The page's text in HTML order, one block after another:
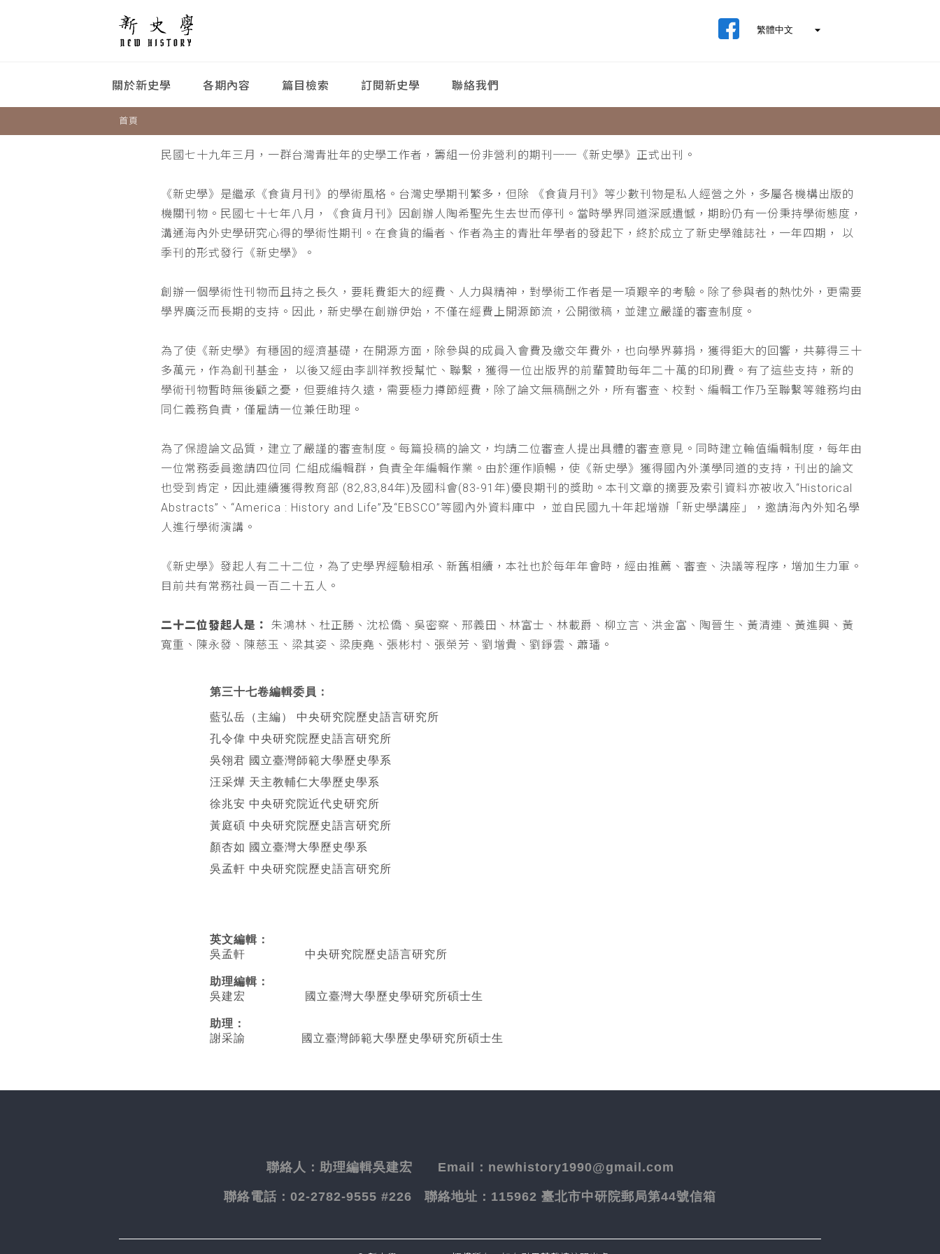
關於新史學 各期內容 篇目檢索 訂閱新史學 聯絡我們
首頁
民國七十九年三月，一群台灣青壯年的史學工作者，籌組一份非營利的期刊──《新史學》正式出刊。
《新史學》是繼承《食貨月刊》的學術風格。台灣史學期刊繁多，但除 《食貨月刊》等少數刊物是私人經營之外，多屬各機構出版的
機關刊物。民國七十七年八月，《食貨月刊》因創辦人陶希聖先生去世而停刊。當時學界同道深感遺憾，期盼仍有一份秉持學術態度，
溝通海內外史學研究心得的學術性期刊。在食貨的編者、作者為主的青壯年學者的發起下，終於成立了新史學雜誌社，一年四期， 以
季刊的形式發行《新史學》。
創辦一個學術性刊物而且持之長久，要耗費鉅大的經費、人力與精神，對學術工作者是一項艱辛的考驗。除了參與者的熱忱外，更需要
學界廣泛而長期的支持。因此，新史學在創辦伊始，不僅在經費上開源節流，公開徵稿，並建立嚴謹的審查制度。
為了使《新史學》有穩固的經濟基礎，在開源方面，除參與的成員入會費及繳交年費外，也向學界募捐，獲得鉅大的回響，共募得三十
多萬元，作為創刊基金， 以後又經由李訓祥教授幫忙、聯繫，獲得一位出版界的前輩贊助每年二十萬的印刷費。有了這些支持，新的
學術刊物暫時無後顧之憂，但要維持久遠，需要極力撙節經費，除了論文無稿酬之外，所有審查、校對、編輯工作乃至聯繫等雜務均由
同仁義務負責，僅雇請一位兼任助理。
為了保證論文品質，建立了嚴謹的審查制度。每篇投稿的論文，均請二位審查人提出具體的審查意見。同時建立輪值編輯制度，每年由
一位常務委員邀請四位同 仁組成編輯群，負責全年編輯作業。由於運作順暢，使《新史學》獲得國內外漢學同道的支持，刊出的論文
也受到肯定，因此連續獲得教育部 (82,83,84年)及國科會(83-91年)優良期刊的獎助。本刊文章的摘要及索引資料亦被收入“Historical
Abstracts”、“America : History and Life”及“EBSCO”等國內外資料庫中 ，並自民國九十年起增辦「新史學講座」，邀請海內外知名學
人進行學術演講。
《新史學》發起人有二十二位，為了史學界經驗相承、新舊相續，本社也於每年年會時，經由推薦、審查、決議等程序，增加生力軍。
目前共有常務社員一百二十五人。
二十二位發起人是：
朱鴻林、杜正勝、沈松僑、吳密察、邢義田、林富士、林載爵、柳立言、洪金富、陶晉生、黃清連、黃進興、黃
寬重、陳永發、陳慈玉、梁其姿、梁庚堯、張彬村、張榮芳、劉增貴、劉錚雲、蕭璠。
第三十七卷編輯委員：
藍弘岳（主編） 中央研究院歷史語言研究所
孔令偉 中央研究院歷史語言研究所
吳翎君 國立臺灣師範大學歷史學系
汪采燁 天主教輔仁大學歷史學系
徐兆安 中央研究院近代史研究所
黃庭碩 中央研究院歷史語言研究所
顏杏如 國立臺灣大學歷史學系
吳孟軒 中央研究院歷史語言研究所
英文編輯 ：
吳孟軒 中央研究院歷史語言研究所
助理編輯：
吳建宏 國立臺灣大學歷史學研究所碩士生
助理：
謝采諭
國立臺灣師範大學歷史學研究所碩士生
聯絡人： 助理編輯吳建宏 Email：newhistory1990@gmail.com
聯絡電話： 02-2782-9555 #226 聯絡地址： 115962 臺北市中研院郵局第44號信箱